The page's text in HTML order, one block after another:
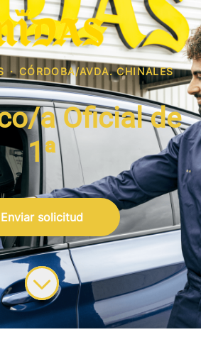
· CÓRDOBA/AVDA. CHINALES
a Oficial de
1ª
Enviar solicitud